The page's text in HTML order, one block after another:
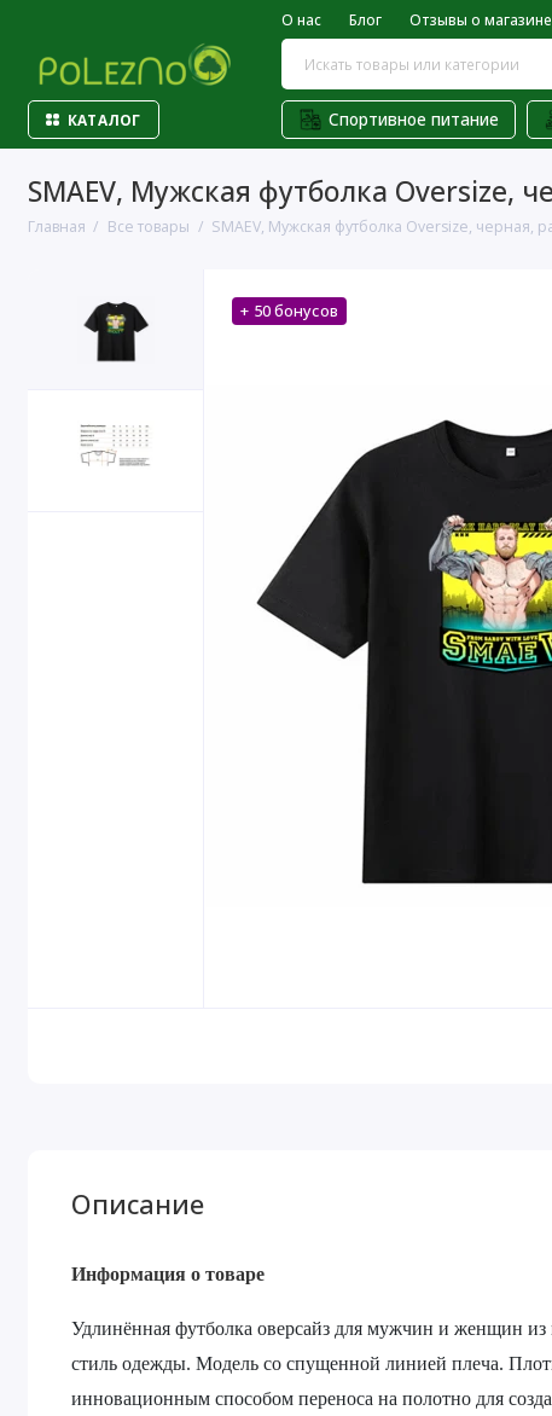
О нас Блог Отзывы о магазине
КАТАЛОГ Спортивное питание
SMAEV, Мужская футболка Oversize,
Главная Все товары SMAEV, Мужская футболка Oversize, черная,
+ 50 бонусов
Описание
Информация о товаре
Удлинённая футболка оверсайз для мужчин и женщин из
стиль одежды. Модель со спущенной линией плеча.
инновационным способом переноса на полотно для